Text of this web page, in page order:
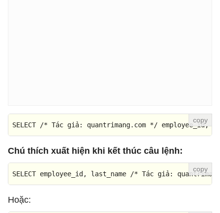
SELECT /* Tác giả: quantrimang.com */ employee_id,
Chú thích xuất hiện khi kết thúc câu lệnh:
SELECT employee_id, last_name /* Tác giả:
Hoặc: